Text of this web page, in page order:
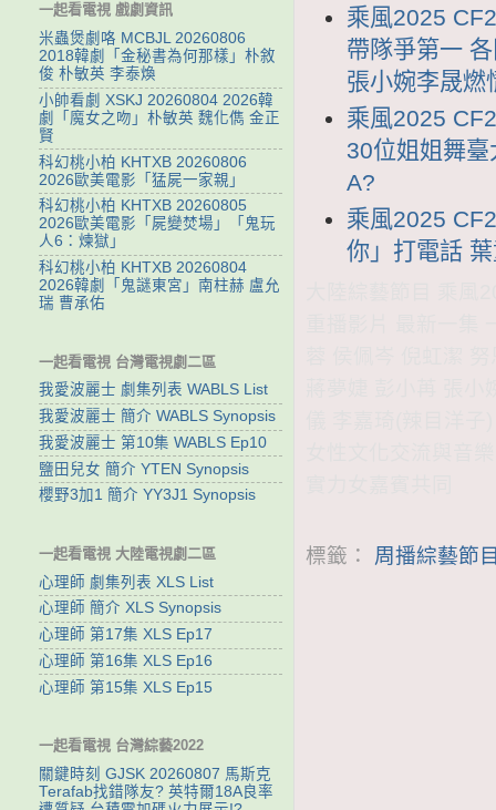
乘風2025
帶隊爭第一
張小婉李晟燃
乘風2025
30位姐姐舞
A?
乘風2025
你」打電話
標籤： 周播綜藝節
一起看電視 戲劇資訊
米蟲煲劇咯 MCBJL 20260806
2018韓劇「金秘書為何那樣」朴敘
俊 朴敏英 李泰煥
小帥看劇 XSKJ 20260804 2026韓
劇「魔女之吻」朴敏英 魏化儁 金正
賢
科幻桃小柏 KHTXB 20260806
2026歐美電影「猛屍一家親」
科幻桃小柏 KHTXB 20260805
2026歐美電影「屍變焚場」「鬼玩
人6：煉獄」
科幻桃小柏 KHTXB 20260804
2026韓劇「鬼謎東宮」南柱赫 盧允
瑞 曹承佑
一起看電視 台灣電視劇二區
我愛波麗士 劇集列表 WABLS List
我愛波麗士 簡介 WABLS Synopsis
我愛波麗士 第10集 WABLS Ep10
鹽田兒女 簡介 YTEN Synopsis
櫻野3加1 簡介 YY3J1 Synopsis
一起看電視 大陸電視劇二區
心理師 劇集列表 XLS List
心理師 簡介 XLS Synopsis
心理師 第17集 XLS Ep17
心理師 第16集 XLS Ep16
心理師 第15集 XLS Ep15
一起看電視 台灣綜藝2022
關鍵時刻 GJSK 20260807 馬斯克
Terafab找錯隊友? 英特爾18A良率